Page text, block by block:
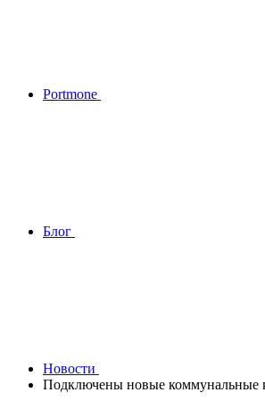
Portmone
Блог
Новости
Подключены новые коммунальные